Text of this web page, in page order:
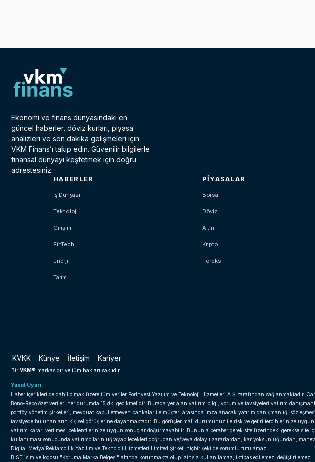
Ekonomi ve finans dünyasındaki en
güncel haberler, döviz kurları, piyasa
analizleri ve son dakika gelişmeleri için
VKM Finans’ı takip edin. Güvenilir bilgilerle
finansal dünyayı keşfetmek için doğru
adrestesiniz.
HABERLER
İş Dünyası
Teknoloji
Girişim
FinTech
Enerji
Tarım
PIYASALAR
Borsa
Döviz
Altın
Kripto
Foreks
KVKK Künye İletişim Kariyer
Bir VKM® markasıdır ve tüm hakları saklıdır.
Yasal Uyarı
Haber içerikleri de dahil olmak üzere tüm veriler ForInvest Yazılım ve Teknoloji Hizmetleri A.Ş. tarafından sağlanmaktadır.
Bono-Repo özet verileri her durumda 15 dk. gecikmelidir. Burada yer alan yatırım bilgi, yorum ve tavsiyeleri yatırım
portföy yönetim şirketleri, mevduat kabul etmeyen bankalar ile müşteri arasında imzalanacak yatırım danışmanlığı
tavsiyede bulunanların kişisel görüşlerine dayanmaktadır. Bu görüşler mali durumunuz ile risk ve getiri tercihlerinize
yatırım kararı verilmesi beklentilerinize uygun sonuçlar doğurmayabilir. Bununla beraber gerek site üzerindeki gerekse
kullanılması sonucunda yatırımcıların uğrayabilecekleri doğrudan ve/veya dolaylı zararlardan, kar yoksunluğundan,
Digital Medya Reklamcılık Yazılım ve Teknoloji Hizmetleri Limited Şirketi hiçbir şekilde sorumlu tutulamaz.
BIST isim ve logosu "Koruma Marka Belgesi" altında korunmakta olup izinsiz kullanılamaz, iktibas edilemez, değiştirilemez.